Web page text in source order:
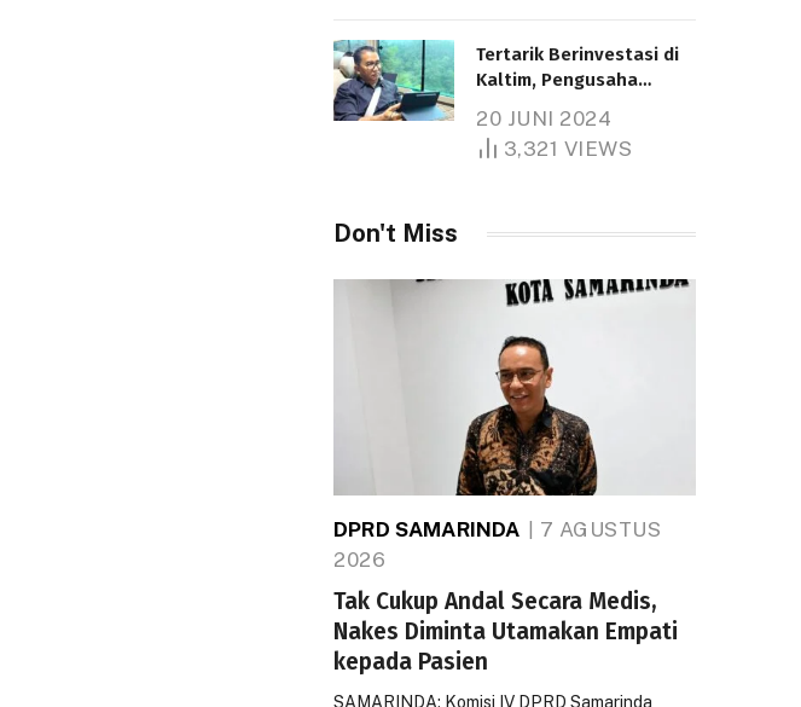
Tertarik Berinvestasi di
Kaltim, Pengusaha
1.000 Hektare
20 JUNI 2024
3,321 VIEWS
Don't Miss
DPRD SAMARINDA
7 AGUSTUS
2026
Tak Cukup Andal Secara Medis,
Nakes Diminta Utamakan Empati
kepada Pasien
SAMARINDA: Komisi IV DPRD Samarinda